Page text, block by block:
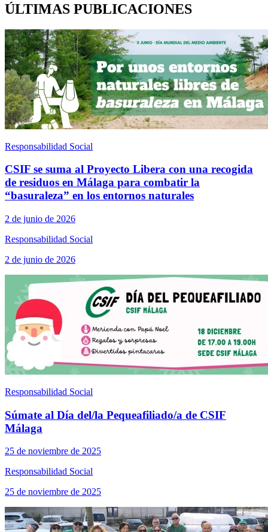
ÚLTIMAS PUBLICACIONES
Responsabilidad Social
CSIF se suma al Proyecto Libera con una recogida
de residuos en Málaga para combatir la
“basuraleza” en los entornos naturales
2 de junio de 2026
Responsabilidad Social
2 de junio de 2026
Responsabilidad Social
Súmate al Día del/la Pequeafiliado/a de CSIF
Málaga
25 de noviembre de 2025
Responsabilidad Social
25 de noviembre de 2025